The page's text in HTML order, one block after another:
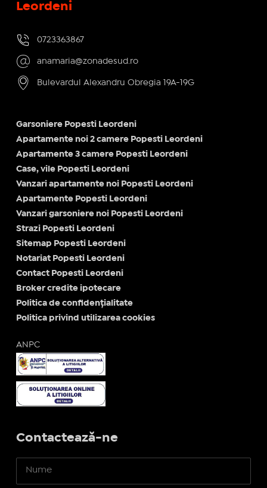
Leordeni
0723363867
anamaria@zonadesud.ro
Bulevardul Alexandru Obregia 19A-19G
Garsoniere Popesti Leordeni
Apartamente noi 2 camere Popesti Leordeni
Apartamente 3 camere Popesti Leordeni
Case, vile Popesti Leordeni
Vanzari apartamente noi Popesti Leordeni
Apartamente Popesti Leordeni
Vanzari garsoniere noi Popesti Leordeni
Strazi Popesti Leordeni
Sitemap Popesti Leordeni
Notariat Popesti Leordeni
Contact Popesti Leordeni
Broker credite ipotecare
Politica de confidențialitate
Politica privind utilizarea cookies
ANPC
Contactează-ne